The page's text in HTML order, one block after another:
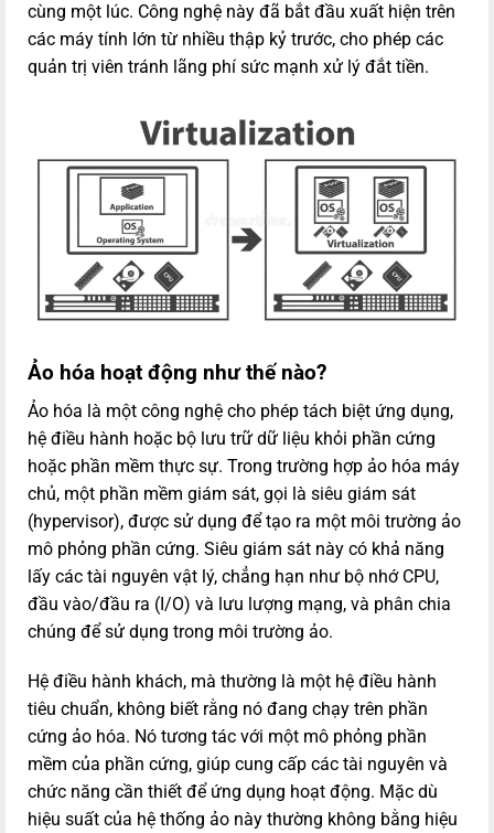
cùng một lúc. Công nghệ này đã bắt đầu xuất hiện trên
các máy tính lớn từ nhiều thập kỷ trước, cho phép các
quản trị viên tránh lãng phí sức mạnh xử lý đắt tiền.
Ảo hóa hoạt động như thế nào?
Ảo hóa là một công nghệ cho phép tách biệt ứng dụng,
hệ điều hành hoặc bộ lưu trữ dữ liệu khỏi phần cứng
hoặc phần mềm thực sự. Trong trường hợp ảo hóa máy
chủ, một phần mềm giám sát, gọi là siêu giám sát
(hypervisor), được sử dụng để tạo ra một môi trường ảo
mô phỏng phần cứng. Siêu giám sát này có khả năng
lấy các tài nguyên vật lý, chẳng hạn như bộ nhớ CPU,
đầu vào/đầu ra (I/O) và lưu lượng mạng, và phân chia
chúng để sử dụng trong môi trường ảo.
Hệ điều hành khách, mà thường là một hệ điều hành
tiêu chuẩn, không biết rằng nó đang chạy trên phần
cứng ảo hóa. Nó tương tác với một mô phỏng phần
mềm của phần cứng, giúp cung cấp các tài nguyên và
chức năng cần thiết để ứng dụng hoạt động. Mặc dù
hiệu suất của hệ thống ảo này thường không bằng hiệu